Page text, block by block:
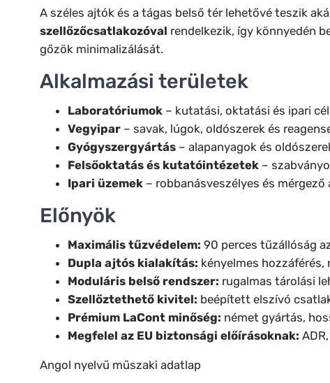
A széles ajtók és a tágas belső tér lehetővé teszik
szellőzőcsatlakozóval rendelkezik, így könnyedén
gőzök minimalizálását.
Alkalmazási területek
Laboratóriumok – kutatási, oktatási és ipari
Vegyipar – savak, lúgok, oldószerek és
Gyógyszergyártás – alapanyagok és
Felsőoktatás és kutatóintézetek –
Ipari üzemek – robbanásveszélyes és
Előnyök
Maximális tűzvédelem: 90 perces tűzállóság
Dupla ajtós kialakítás: kényelmes
Moduláris belső rendszer: rugalmas tárolási
Szellőztethető kivitel: beépített elszívó
Prémium LaCont minőség: német gyártás,
Megfelel az EU biztonsági előírásoknak:
Angol nyelvű műszaki adatlap